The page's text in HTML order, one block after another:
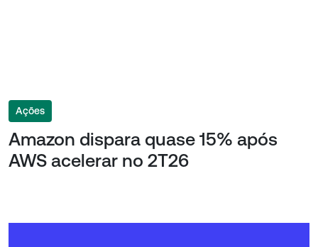
Ações
Amazon dispara quase 15% após
AWS acelerar no 2T26